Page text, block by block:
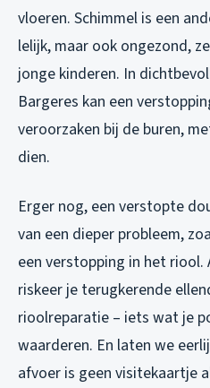
vloeren. Schimmel is een
lelijk, maar ook ongezond,
jonge kinderen. In
Bargeres kan een
veroorzaken bij de buren,
dien.
Erger nog, een verstopte
van een dieper probleem,
een verstopping in het
riskeer je terugkerende
rioolreparatie – iets wat je
waarderen. En laten we
afvoer is geen visitekaartje